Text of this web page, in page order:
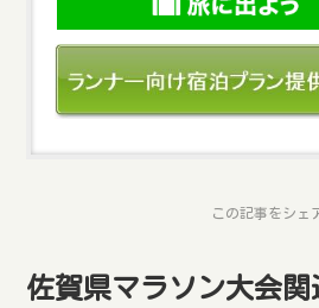
この記事をシェ
佐賀県マラソン大会関